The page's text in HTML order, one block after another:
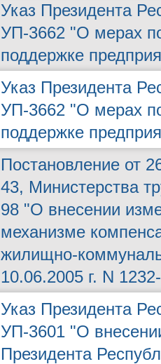
Указ Президента
УП-3662 "О мерах
поддержке
Указ Президента
УП-3662 "О мерах
поддержке
Постановление от
43, Министерства
98 "О внесении
механизме
жилищно-
10.06.2005 г. N
Указ Президента
УП-3601 "О
Президента